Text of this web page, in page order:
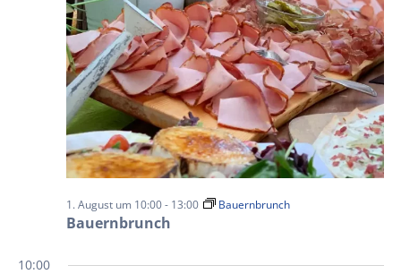
Bauernbrunch
1. August um 10:00- 13:00 Bauernbrunch
10:00